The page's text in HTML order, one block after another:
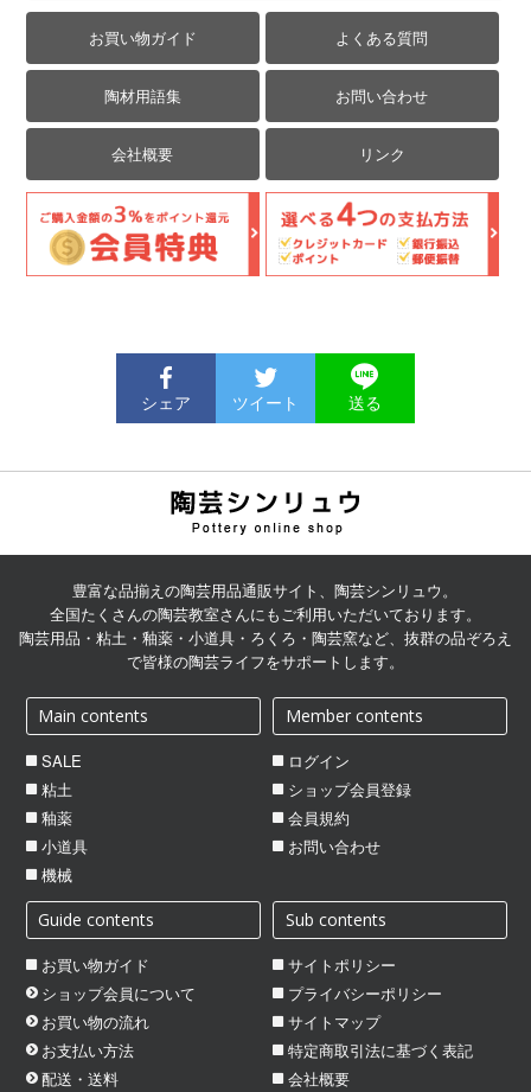
お買い物ガイド よくある質問
陶材用語集 お問い合わせ
会社概要 リンク
シェア ツイート 送る
豊富な品揃えの陶芸用品通販サイト、陶芸シンリュウ。
全国たくさんの陶芸教室さんにもご利用いただいております。
陶芸用品・粘土・釉薬・小道具・ろくろ・陶芸窯など、抜群の品ぞろえ
で皆様の陶芸ライフをサポートします。
Main contents
SALE
粘土
釉薬
小道具
機械
Member contents
ログイン
ショップ会員登録
会員規約
お問い合わせ
Guide contents
お買い物ガイド
ショップ会員について
お買い物の流れ
お支払い方法
配送・送料
Sub contents
サイトポリシー
プライバシーポリシー
サイトマップ
特定商取引法に基づく表記
会社概要